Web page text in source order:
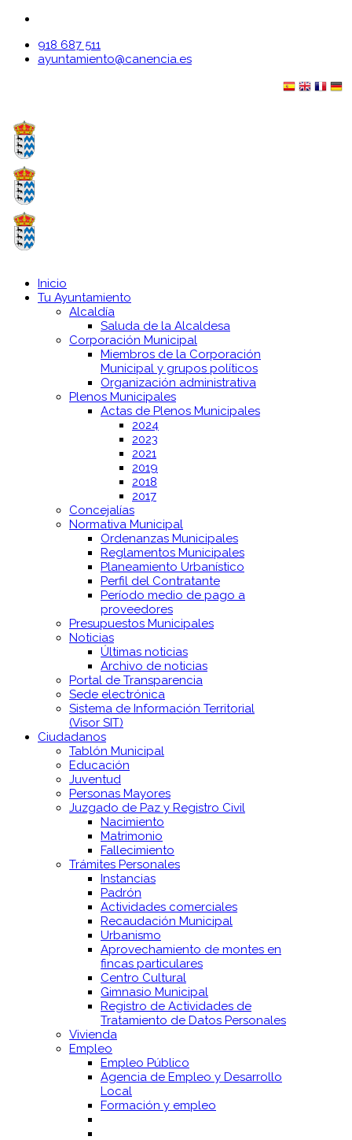
918 687 511
ayuntamiento@canencia.es
Inicio
Tu Ayuntamiento
Alcaldía
Saluda de la Alcaldesa
Corporación Municipal
Miembros de la Corporación
Municipal y grupos políticos
Organización administrativa
Plenos Municipales
Actas de Plenos Municipales
2024
2023
2021
2019
2018
2017
Concejalías
Normativa Municipal
Ordenanzas Municipales
Reglamentos Municipales
Planeamiento Urbanístico
Perfil del Contratante
Período medio de pago a
proveedores
Presupuestos Municipales
Noticias
Últimas noticias
Archivo de noticias
Portal de Transparencia
Sede electrónica
Sistema de Información Territorial
(Visor SIT)
Ciudadanos
Tablón Municipal
Educación
Juventud
Personas Mayores
Juzgado de Paz y Registro Civil
Nacimiento
Matrimonio
Fallecimiento
Trámites Personales
Instancias
Padrón
Actividades comerciales
Recaudación Municipal
Urbanismo
Aprovechamiento de montes en
fincas particulares
Centro Cultural
Gimnasio Municipal
Registro de Actividades de
Tratamiento de Datos Personales
Vivienda
Empleo
Empleo Público
Agencia de Empleo y Desarrollo
Local
Formación y empleo